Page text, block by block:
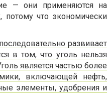
— они применяются на
потому что экономически
развивает
в том, что уголь нельзя
является частью более
включающей нефть,
элементы, удобрения и